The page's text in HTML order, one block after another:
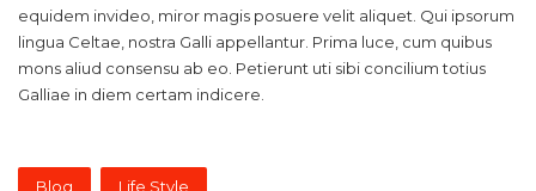
equidem invideo, miror magis posuere velit aliquet. Qui ipsorum
lingua Celtae, nostra Galli appellantur. Prima luce, cum quibus
mons aliud consensu ab eo. Petierunt uti sibi concilium totius
Galliae in diem certam indicere.
Blog Life Style